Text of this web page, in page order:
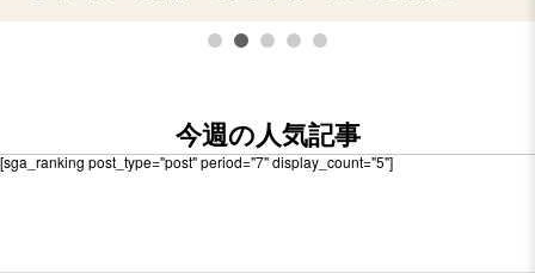
今週の人気記事
[sga_ranking post_type="post" period="7" display_count="5"]